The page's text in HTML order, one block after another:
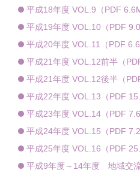
平成18年度 VOL.9（PDF
平成19年度 VOL.10（PDF
平成20年度 VOL.11（PDF
平成21年度 VOL.12前半（
平成21年度 VOL.12後半（
平成22年度 VOL.13（PDF
平成23年度 VOL.14（PDF
平成24年度 VOL.15（PDF
平成25年度 VOL.16（PDF
平成9年度～14年度 地域交